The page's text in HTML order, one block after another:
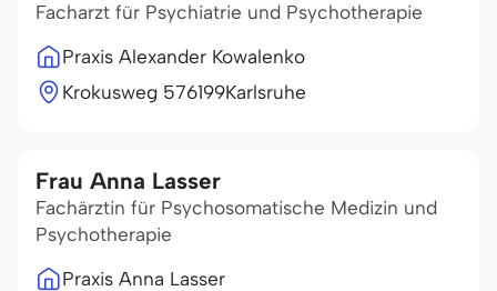
Facharzt für Psychiatrie und Psychotherapie
Praxis Alexander Kowalenko
Krokusweg 576199Karlsruhe
Frau Anna Lasser
Fachärztin für Psychosomatische Medizin und
Psychotherapie
Praxis Anna Lasser